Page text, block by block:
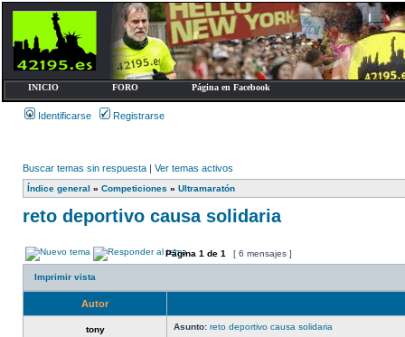
INICIO FORO Página en Facebook
Identificarse Registrarse
Buscar temas sin respuesta | Ver temas activos
Índice general » Competiciones » Ultramaratón
reto deportivo causa solidaria
Página 1 de 1 [ 6 mensajes ]
Imprimir vista
Autor
tony Asunto: reto deportivo causa solidaria